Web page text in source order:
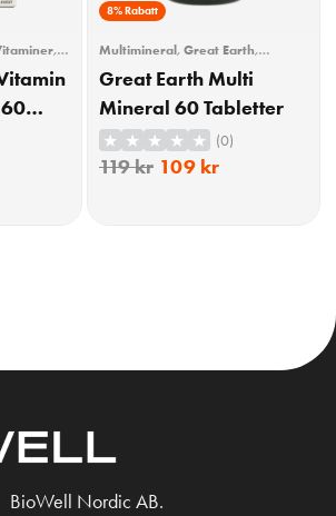
,
Zink
8% Rabatt
Multimineral, Great Earth,
Vitaminer & Mineraler
Great Earth Multi
Mineral 60 Tabletter
(0)
119kr 109 kr
BioWell Nordic AB.